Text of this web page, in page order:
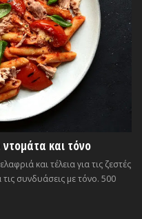
και τόνο
και τέλεια για τις ζεστές
συνδυάσεις με τόνο. 500